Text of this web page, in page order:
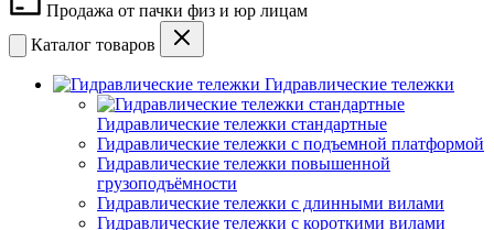
Продажа от пачки физ и юр лицам
Каталог товаров
Гидравлические тележки
Гидравлические тележки стандартные
Гидравлические тележки с подъемной платформой
Гидравлические тележки повышенной
грузоподъёмности
Гидравлические тележки с длинными вилами
Гидравлические тележки с короткими вилами